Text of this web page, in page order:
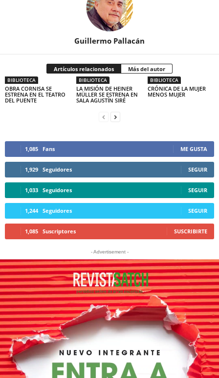
Guillermo Pallacán
Artículos relacionados Más del autor
BIBLIOTECA
OBRA CORNISA SE
ESTRENA EN EL TEATRO
DEL PUENTE
BIBLIOTECA
LA MISIÓN DE HEINER
MÜLLER SE ESTRENA EN
SALA AGUSTÍN SIRÉ
BIBLIOTECA
CRÓNICA DE LA MUJER
MENOS MUJER
1,085 Fans ME GUSTA
1,929 Seguidores SEGUIR
1,033 Seguidores SEGUIR
1,244 Seguidores SEGUIR
1,085 Suscriptores SUSCRIBIRTE
- Advertisement -